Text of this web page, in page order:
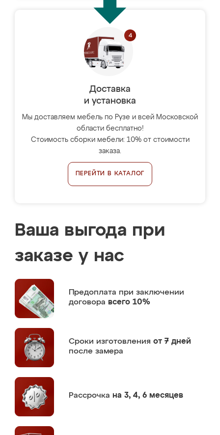
Доставка
и установка
Мы доставляем мебель по Рузе и всей Московской
области бесплатно!
Стоимость сборки мебели: 10% от стоимости
заказа.
ПЕРЕЙТИ В КАТАЛОГ
Ваша выгода при
заказе у нас
Предоплата при заключении
договора всего 10%
Сроки изготовления от 7 дней
после замера
Рассрочка на 3, 4, 6 месяцев